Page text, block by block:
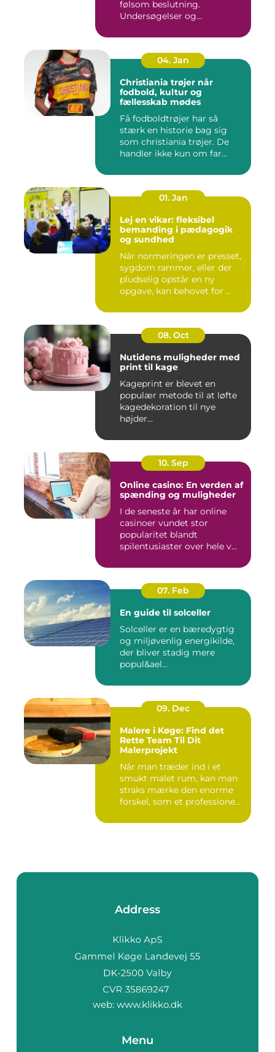
følsom beslutning.
Undersøgelser og
04. Jan
Christiania trøjer når
fodbold, kultur og
fællesskab mødes
Få fodboldtrøjer har så
stærk en historie bag sig
som christiania trøjer. De
handler ikke kun om far...
01. Jan
Lej en vikar: fleksibel
bemanding i pædagogik
og sundhed
Når normeringen er presset,
sygdom rammer, eller der
pludselig opstår en ny
opgave, kan behovet for ...
08. Oct
Nutidens muligheder med
print til kage
Kageprint er blevet en
populær metode til at løfte
kagedekoration til nye
højder...
10. Sep
Online casino: En verden af
spænding og muligheder
I de seneste år har online
casinoer vundet stor
popularitet blandt
spilentusiaster over hele v...
07. Feb
En guide til solceller
Solceller er en bæredygtig
og miljøvenlig energikilde,
der bliver stadig mere
popul&ael...
09. Dec
Malere i Køge: Find det
Rette Team Til Dit
Malerprojekt
Når man træder ind i et
smukt malet rum, kan man
straks mærke den enorme
forskel, som et professione...
Address
web: www.klikko.dk
Menu